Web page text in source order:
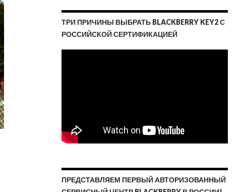
ТРИ ПРИЧИНЫ ВЫБРАТЬ BLACKBERRY KEY2 С
РОССИЙСКОЙ СЕРТИФИКАЦИЕЙ
ПРЕДСТАВЛЯЕМ ПЕРВЫЙ АВТОРИЗОВАННЫЙ